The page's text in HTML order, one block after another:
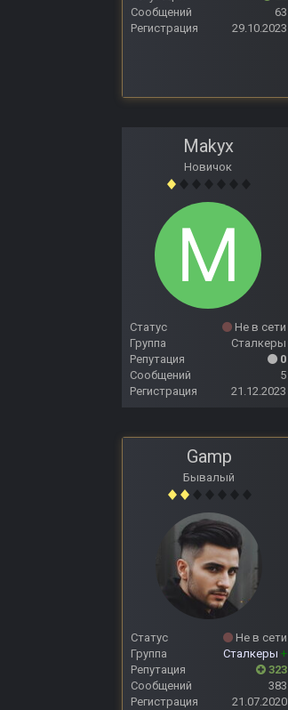
Сообщений
63
Регистрация
29.10.2023
Makyx
Новичок
Статус
Не в сети
Группа
Сталкеры
Репутация
0
Сообщений
5
Регистрация
21.12.2023
Gamp
Бывалый
Статус
Не в сети
Группа
Сталкеры +
Репутация
323
Сообщений
383
Регистрация
21.07.2020